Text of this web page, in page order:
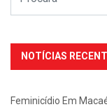
NOTÍCIAS
Feminicídio Em